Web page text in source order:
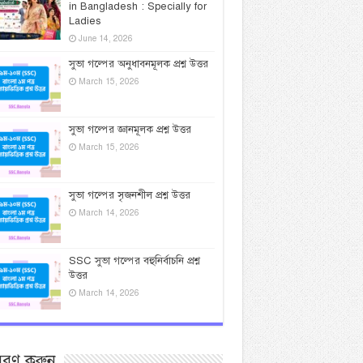
in Bangladesh : Specially for
Ladies
June 14, 2026
সুভা গল্পের অনুধাবনমূলক প্রশ্ন উত্তর
March 15, 2026
সুভা গল্পের জ্ঞানমূলক প্রশ্ন উত্তর
March 15, 2026
সুভা গল্পের সৃজনশীল প্রশ্ন উত্তর
March 14, 2026
SSC সুভা গল্পের বহুনির্বাচনি প্রশ্ন
উত্তর
March 14, 2026